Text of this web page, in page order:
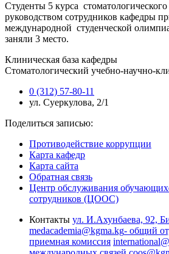
Студенты 5 курса стоматологического
руководством сотрудников кафедры
международной студенческой
заняли 3 место.
Клиническая база кафедры
Стоматологический учебно-научно-
0 (312) 57-80-11
ул. Суеркулова, 2/1
Поделиться записью:
Противодействие коррупции
Карта кафедр
Карта сайта
Обратная связь
Центр обслуживания
сотрудников (ЦООС)
Контакты ул. И.Ахунбаева, 92,
medacademia@kgma.kg- общий
приемная комиссия